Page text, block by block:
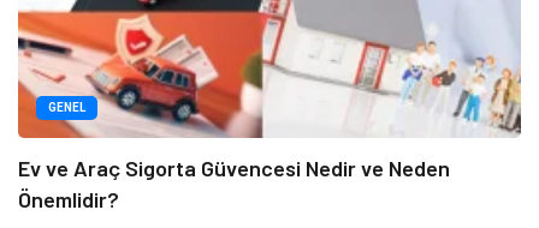
GENEL
Ev ve Araç Sigorta Güvencesi Nedir ve Neden
Önemlidir?